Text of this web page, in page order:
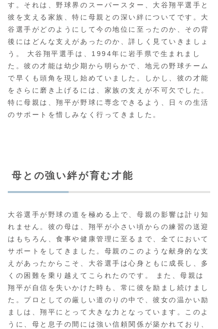
す。それは、野球界のスーパースター、大谷翔平選手と
彼を支える家族、特に母親との深い絆についてです。大
谷選手がどのようにして今の地位に至ったのか、その背
後にはどんな支えがあったのか、詳しく見ていきましょ
う。 大谷翔平選手は、1994年に岩手県で生まれまし
た。彼の才能は幼少期から明らかで、地元の野球チーム
で早くも頭角を現し始めていました。しかし、彼の才能
をさらに磨き上げるには、家族の支えが不可欠でした。
特に母親は、翔平が野球に専念できるよう、日々の生活
のサポートを惜しみなく行ってきました。
母との強い絆が育む才能
大谷選手が野球の道を極める上で、母親の影響は計り知
れません。彼の母は、翔平が小さい頃からの練習の送迎
はもちろん、食事や健康管理に至るまで、全てにおいて
サポートをしてきました。母親のこのような献身的な支
えがあったからこそ、大谷選手は心身ともに成長し、多
くの困難を乗り越えてこられたのです。 また、母親は
翔平が自信を失いかけた時も、常に彼を励まし続けまし
た。プロとしての厳しい道のりの中で、彼女の温かい励
ましは、翔平にとって大きな力となっています。このよ
うに、母と息子の間には強い信頼関係が築かれており、